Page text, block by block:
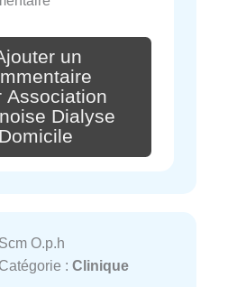
un
Association
Dialyse
Domicile
Scm O.p.h
Catégorie : Clinique